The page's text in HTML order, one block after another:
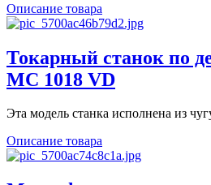
Описание товара
Токарный станок по
MC 1018 VD
Эта модель станка исполнена из
Описание товара